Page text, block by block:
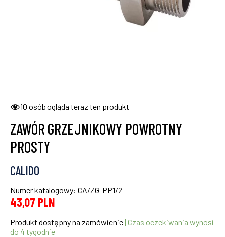
10 osób ogląda teraz ten produkt
ZAWÓR GRZEJNIKOWY POWROTNY
PROSTY
CALIDO
Numer katalogowy: CA/ZG-PP1/2
43,07 PLN
Produkt dostępny na zamówienie| Czas oczekiwania wynosi
do 4 tygodnie